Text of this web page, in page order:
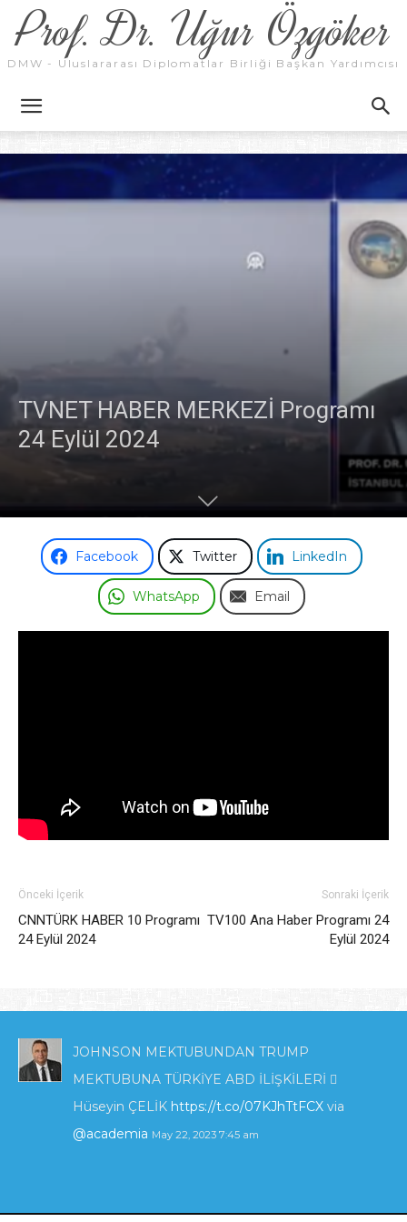
Prof. Dr. Uğur Özgöker
DMW - Uluslararası Diplomatlar Birliği Başkan Yardımcısı
TVNET HABER MERKEZİ Programı
24 Eylül 2024
Facebook Twitter LinkedIn
WhatsApp Email
Önceki İçerik
CNNTÜRK HABER 10 Programı
24 Eylül 2024
Sonraki İçerik
TV100 Ana Haber Programı 24
Eylül 2024
JOHNSON MEKTUBUNDAN TRUMP
MEKTUBUNA TÜRKİYE ABD İLİŞKİLERİ 
Hüseyin ÇELİK https://t.co/07KJhTtFCX via
@academia May 22, 2023 7:45 am
_İLGİSİ_.pdfhttps://t.co/zTcmJSrl3Ivia